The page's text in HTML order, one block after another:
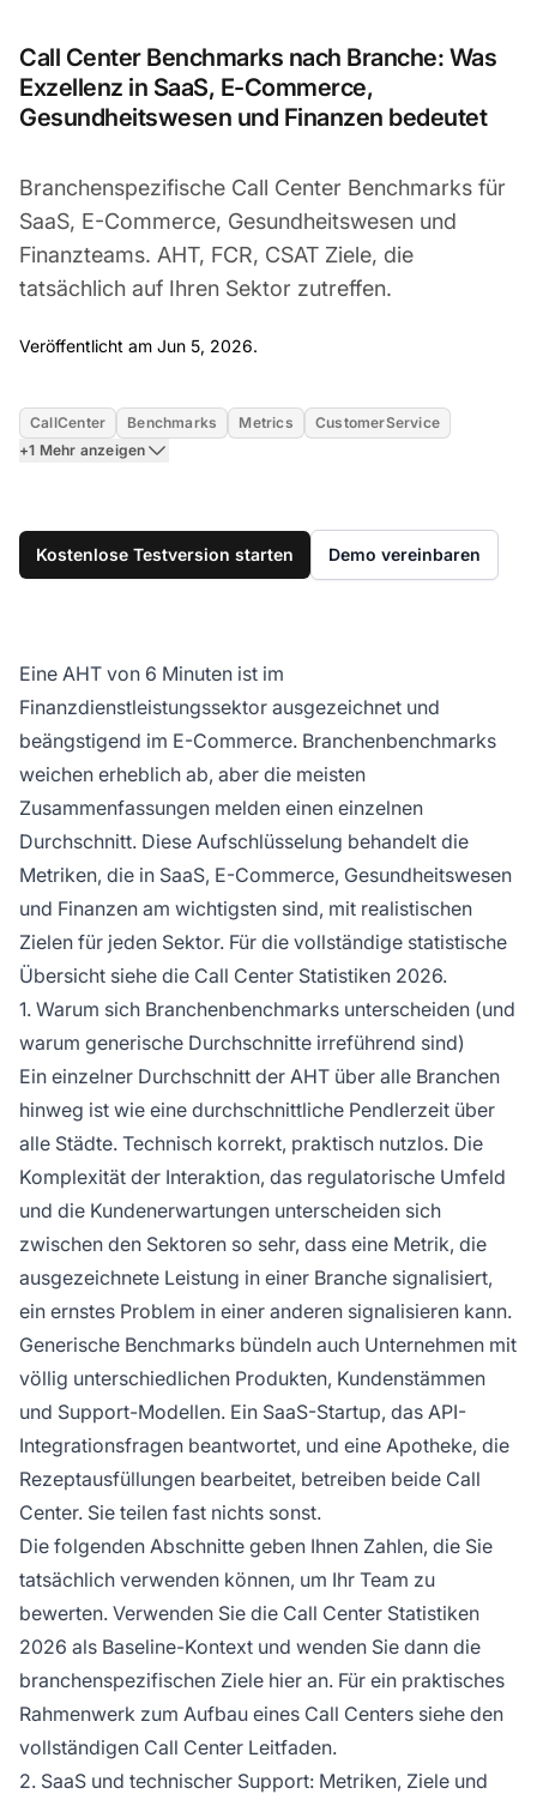
Call Center Benchmarks nach Branche: Was
Exzellenz in SaaS, E-Commerce,
Gesundheitswesen und Finanzen bedeutet
Branchenspezifische Call Center Benchmarks für
SaaS, E-Commerce, Gesundheitswesen und
Finanzteams. AHT, FCR, CSAT Ziele, die
tatsächlich auf Ihren Sektor zutreffen.
Veröffentlicht am Jun 5, 2026.
CallCenter Benchmarks Metrics
CustomerService
+1 Mehr anzeigen
Kostenlose Testversion starten Demo vereinbaren
Eine AHT von 6 Minuten ist im
Finanzdienstleistungssektor ausgezeichnet und
beängstigend im E-Commerce. Branchenbenchmarks
weichen erheblich ab, aber die meisten
Zusammenfassungen melden einen einzelnen
Durchschnitt. Diese Aufschlüsselung behandelt die
Metriken, die in SaaS, E-Commerce, Gesundheitswesen
und Finanzen am wichtigsten sind, mit realistischen
Zielen für jeden Sektor. Für die vollständige statistische
Übersicht siehe die Call Center Statistiken 2026.
1. Warum sich Branchenbenchmarks unterscheiden (und
warum generische Durchschnitte irreführend sind)
Ein einzelner Durchschnitt der AHT über alle Branchen
hinweg ist wie eine durchschnittliche Pendlerzeit über
alle Städte. Technisch korrekt, praktisch nutzlos. Die
Komplexität der Interaktion, das regulatorische Umfeld
und die Kundenerwartungen unterscheiden sich
zwischen den Sektoren so sehr, dass eine Metrik, die
ausgezeichnete Leistung in einer Branche signalisiert,
ein ernstes Problem in einer anderen signalisieren kann.
Generische Benchmarks bündeln auch Unternehmen mit
völlig unterschiedlichen Produkten, Kundenstämmen
und Support-Modellen. Ein SaaS-Startup, das API-
Integrationsfragen beantwortet, und eine Apotheke, die
Rezeptausfüllungen bearbeitet, betreiben beide Call
Center. Sie teilen fast nichts sonst.
Die folgenden Abschnitte geben Ihnen Zahlen, die Sie
tatsächlich verwenden können, um Ihr Team zu
bewerten. Verwenden Sie die Call Center Statistiken
2026 als Baseline-Kontext und wenden Sie dann die
branchenspezifischen Ziele hier an. Für ein praktisches
Rahmenwerk zum Aufbau eines Call Centers siehe den
vollständigen Call Center Leitfaden.
2. SaaS und technischer Support: Metriken, Ziele und